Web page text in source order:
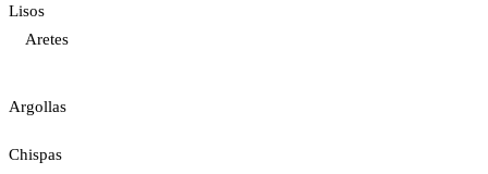
Lisos
Aretes
Argollas
Chispas